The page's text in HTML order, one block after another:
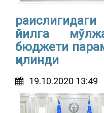
йилга
бюджети
қилинди
19.10.2020 13:49